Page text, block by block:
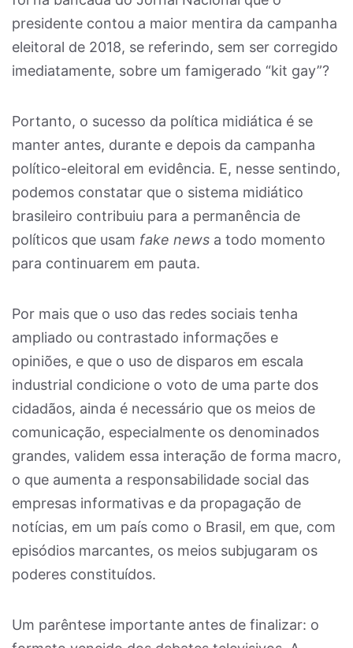
presidente contou a maior mentira da campanha
eleitoral de 2018, se referindo, sem ser corregido
imediatamente, sobre um famigerado “kit gay”?
Portanto, o sucesso da política midiática é se
manter antes, durante e depois da campanha
político-eleitoral em evidência. E, nesse sentindo,
podemos constatar que o sistema midiático
brasileiro contribuiu para a permanência de
políticos que usam fake news a todo momento
para continuarem em pauta.
Por mais que o uso das redes sociais tenha
ampliado ou contrastado informações e
opiniões, e que o uso de disparos em escala
industrial condicione o voto de uma parte dos
cidadãos, ainda é necessário que os meios de
comunicação, especialmente os denominados
grandes, validem essa interação de forma macro,
o que aumenta a responsabilidade social das
empresas informativas e da propagação de
notícias, em um país como o Brasil, em que, com
episódios marcantes, os meios subjugaram os
poderes constituídos.
Um parêntese importante antes de finalizar: o